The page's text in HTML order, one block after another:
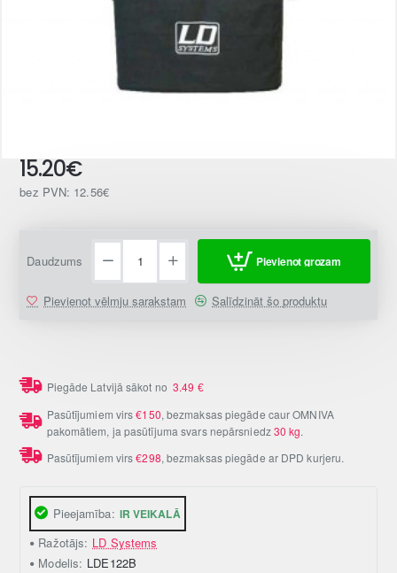
Pieejamība: IR VEIKALĀ
Ražotājs: LD Systems
Modelis: LDE122B
15.20€
bez PVN: 12.56€
Daudzums Pievienot grozam
Pievienot vēlmju sarakstam Salīdzināt šo produktu
Piegāde Latvijā sākot no3.49 €
Pasūtījumiem virs€150, bezmaksas piegāde caur OMNIVA
pakomātiem, ja pasūtījuma svars nepārsniedz30 kg.
Pasūtījumiem virs€298, bezmaksas piegāde ar DPD kurjeru.